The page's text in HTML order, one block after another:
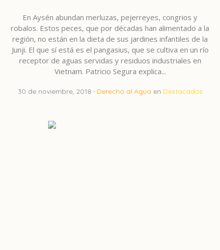
En Aysén abundan merluzas, pejerreyes, congrios y
robalos. Estos peces, que por décadas han alimentado a la
región, no están en la dieta de sus jardines infantiles de la
Junji. El que sí está es el pangasius, que se cultiva en un río
receptor de aguas servidas y residuos industriales en
Vietnam. Patricio Segura explica...
30 de noviembre, 2018 Derecho al Agua en Destacados